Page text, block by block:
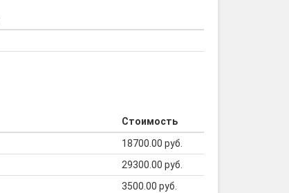
Стоимость
18700.00 руб.
29300.00 руб.
3500.00 руб.